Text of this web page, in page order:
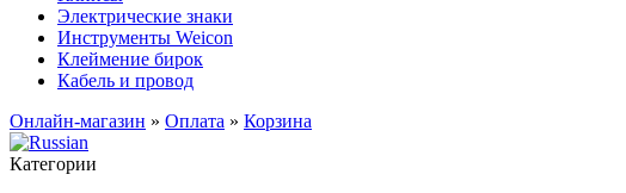
Электрические знаки
Инструменты Weicon
Клеймение бирок
Кабель и провод
Онлайн-магазин » Оплата » Корзина
Категории